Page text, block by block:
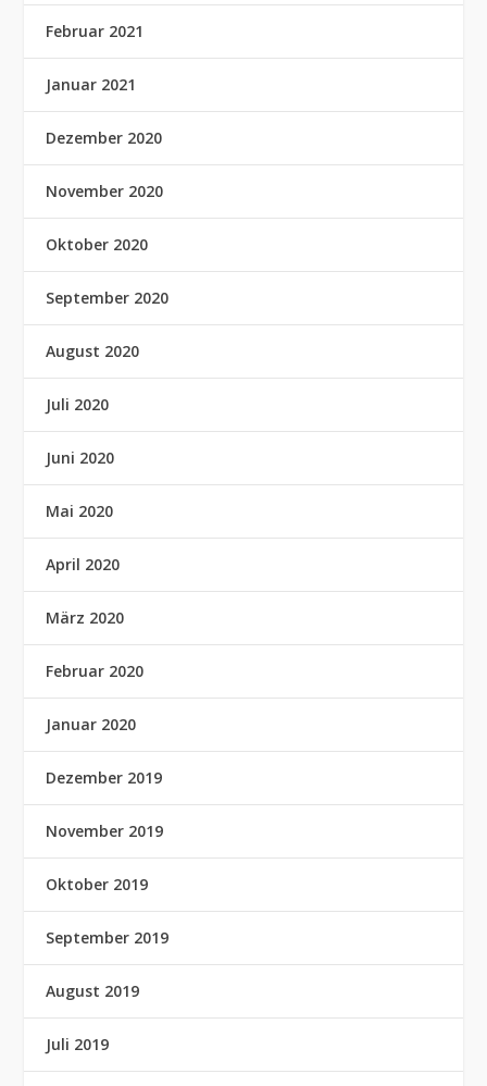
Februar 2021
Januar 2021
Dezember 2020
November 2020
Oktober 2020
September 2020
August 2020
Juli 2020
Juni 2020
Mai 2020
April 2020
März 2020
Februar 2020
Januar 2020
Dezember 2019
November 2019
Oktober 2019
September 2019
August 2019
Juli 2019